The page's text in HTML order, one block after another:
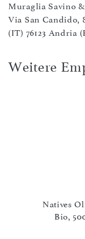
Muraglia Savino &
Via San Candido,
(IT) 76123 Andria
Weitere
Natives
Bio,